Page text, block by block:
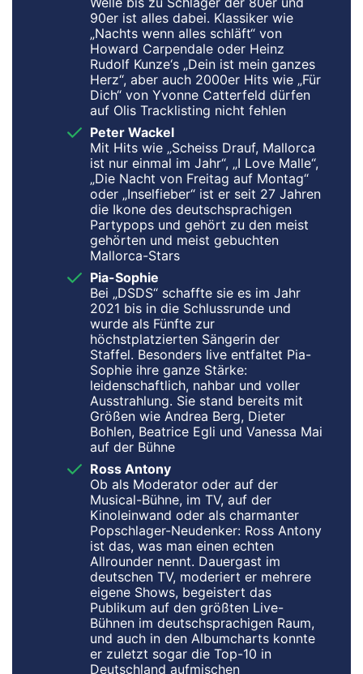
90er ist alles dabei. Klassiker wie
„Nachts wenn alles schläft“ von
Howard Carpendale oder Heinz
Rudolf Kunze‘s „Dein ist mein ganzes
Herz“, aber auch 2000er Hits wie „Für
Dich“ von Yvonne Catterfeld dürfen
auf Olis Tracklisting nicht fehlen
Peter Wackel
Mit Hits wie „Scheiss Drauf, Mallorca
ist nur einmal im Jahr“, „I Love Malle“,
„Die Nacht von Freitag auf Montag“
oder „Inselfieber“ ist er seit 27 Jahren
die Ikone des deutschsprachigen
Partypops und gehört zu den meist
gehörten und meist gebuchten
Mallorca-Stars
Pia-Sophie
Bei „DSDS“ schaffte sie es im Jahr
2021 bis in die Schlussrunde und
wurde als Fünfte zur
höchstplatzierten Sängerin der
Staffel. Besonders live entfaltet Pia-
Sophie ihre ganze Stärke:
leidenschaftlich, nahbar und voller
Ausstrahlung. Sie stand bereits mit
Größen wie Andrea Berg, Dieter
Bohlen, Beatrice Egli und Vanessa Mai
auf der Bühne
Ross Antony
Ob als Moderator oder auf der
Musical-Bühne, im TV, auf der
Kinoleinwand oder als charmanter
Popschlager-Neudenker: Ross Antony
ist das, was man einen echten
Allrounder nennt. Dauergast im
deutschen TV, moderiert er mehrere
eigene Shows, begeistert das
Publikum auf den größten Live-
Bühnen im deutschsprachigen Raum,
und auch in den Albumcharts konnte
er zuletzt sogar die Top-10 in
Deutschland aufmischen